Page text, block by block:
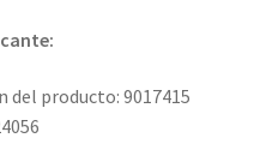
del producto: 9017415